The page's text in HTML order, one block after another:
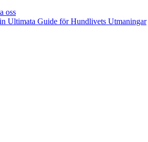
oss
Ultimata Guide för Hundlivets Utmaningar